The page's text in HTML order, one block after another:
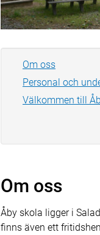
Om oss
Personal och
Välkommen till
Om oss
Åby skola ligger i
finns även ett